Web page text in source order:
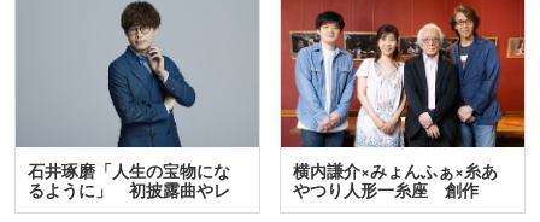
石井琢磨「人生の宝物にな
るように」 初披露曲やレ
ア…
横内謙介×みょんふぁ×糸あ
やつり人形一糸座 創作
人…